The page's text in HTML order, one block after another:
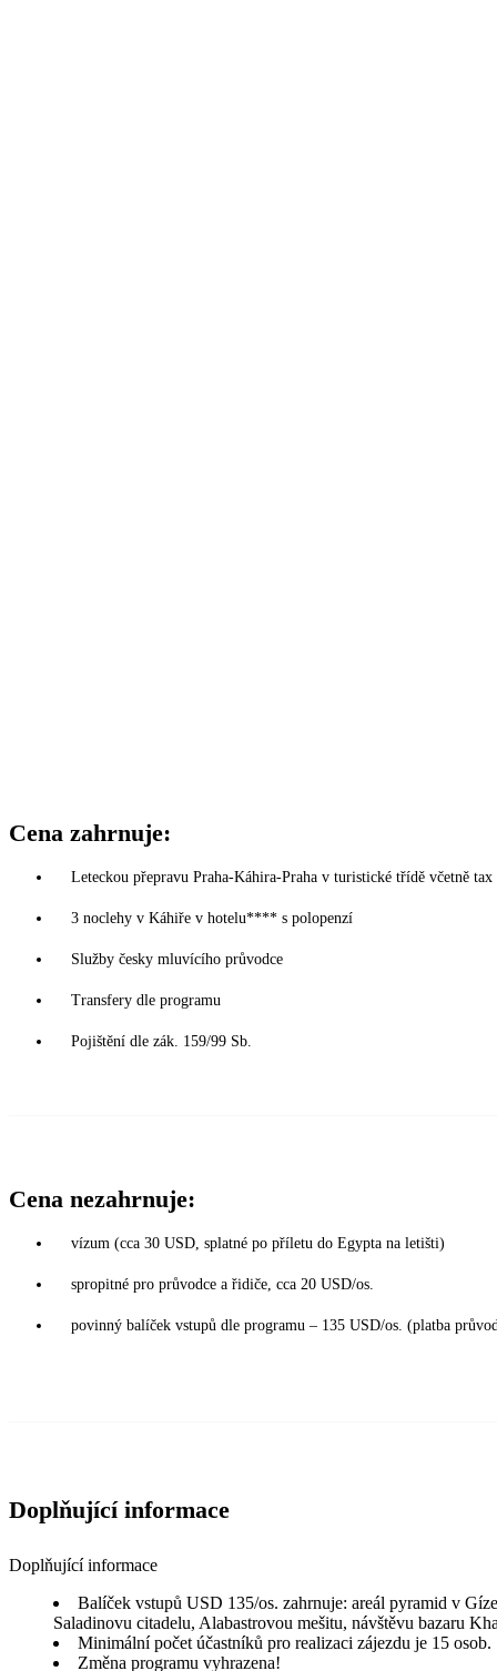
Cena zahrnuje:
Leteckou přepravu Praha-Káhira-Praha v turistické třídě včetně tax
3 noclehy v Káhiře v hotelu**** s polopenzí
Služby česky mluvícího průvodce
Transfery dle programu
Pojištění dle zák. 159/99 Sb.
Cena nezahrnuje:
vízum (cca 30 USD, splatné po příletu do Egypta na letišti)
spropitné pro průvodce a řidiče, cca 20 USD/os.
povinný balíček vstupů dle programu – 135 USD/os. (platba
Doplňující informace
Doplňující informace
Balíček vstupů USD 135/os. zahrnuje: areál pyramid v
Saladinovu citadelu, Alabastrovou mešitu, návštěvu bazaru
Minimální počet účastníků pro realizaci zájezdu je 15 osob.
Změna programu vyhrazena!